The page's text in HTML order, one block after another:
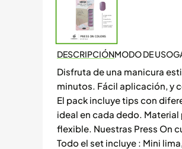
DESCRIPCIÓNMODO DE USO
Disfruta de una manicura
minutos. Fácil aplicación, y
El pack incluye tips con
ideal en cada dedo.
flexible. Nuestras Press On
Todo el set incluye : Mini